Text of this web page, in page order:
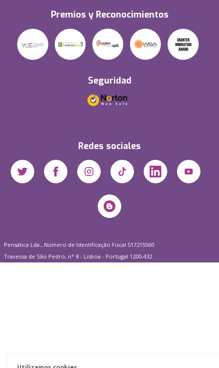
Premios y Reconocimientos
Seguridad
Redes sociales
Pensática Lda., Número de Identificação Fiscal 517215560
Travessa de São Pedro, n° 8 - Lisboa - Portugal 1200-432